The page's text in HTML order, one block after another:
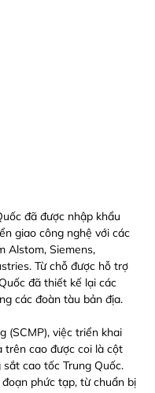
đã được nhập khẩu
giao công nghệ với các
Alstom, Siemens,
Từ chỗ được hỗ trợ
đã thiết kế lại các
các đoàn tàu bản địa.
(SCMP), việc triển khai
trên cao được coi là cột
cao tốc Trung Quốc.
phức tạp, từ chuẩn bị